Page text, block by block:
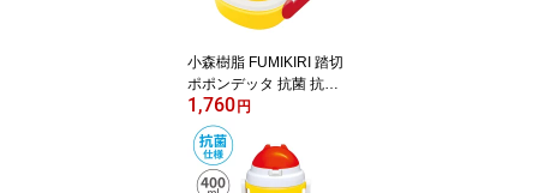
小森樹脂 FUMIKIRI 踏切
ポポンデッタ 抗菌 抗菌
ランチボックス350ml お
弁当箱 お弁当 おべんと
うばこ おべんとう 電子
レンジ対応 食洗機対応
1,760円